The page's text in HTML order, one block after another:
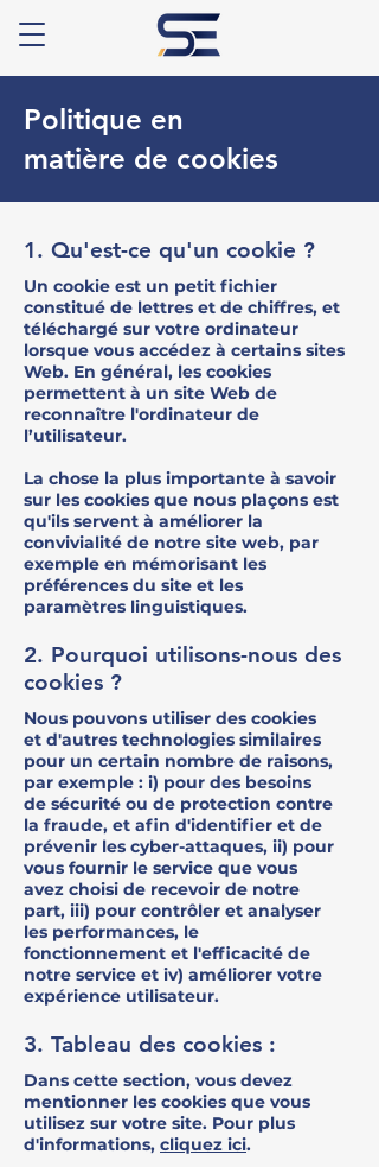
Politique en
matière de cookies
1. Qu'est-ce qu'un cookie ?
Un cookie est un petit fichier
constitué de lettres et de chiffres, et
téléchargé sur votre ordinateur
lorsque vous accédez à certains sites
Web. En général, les cookies
permettent à un site Web de
reconnaître l'ordinateur de
l’utilisateur.
La chose la plus importante à savoir
sur les cookies que nous plaçons est
qu'ils servent à améliorer la
convivialité de notre site web, par
exemple en mémorisant les
préférences du site et les
paramètres linguistiques.
2. Pourquoi utilisons-nous des
cookies ?
Nous pouvons utiliser des cookies
et d'autres technologies similaires
pour un certain nombre de raisons,
par exemple : i) pour des besoins
de sécurité ou de protection contre
la fraude, et afin d'identifier et de
prévenir les cyber-attaques, ii) pour
vous fournir le service que vous
avez choisi de recevoir de notre
part, iii) pour contrôler et analyser
les performances, le
fonctionnement et l'efficacité de
notre service et iv) améliorer votre
expérience utilisateur.
3. Tableau des cookies :
Dans cette section, vous devez
mentionner les cookies que vous
utilisez sur votre site. Pour plus
d'informations, cliquez ici.